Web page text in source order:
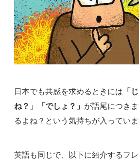
日本でも共感を求めるときには 「
ね？」「でしょ？」 が語尾につき
るよね？という気持ちが入っていま
英語も同じで、以下に紹介するフ